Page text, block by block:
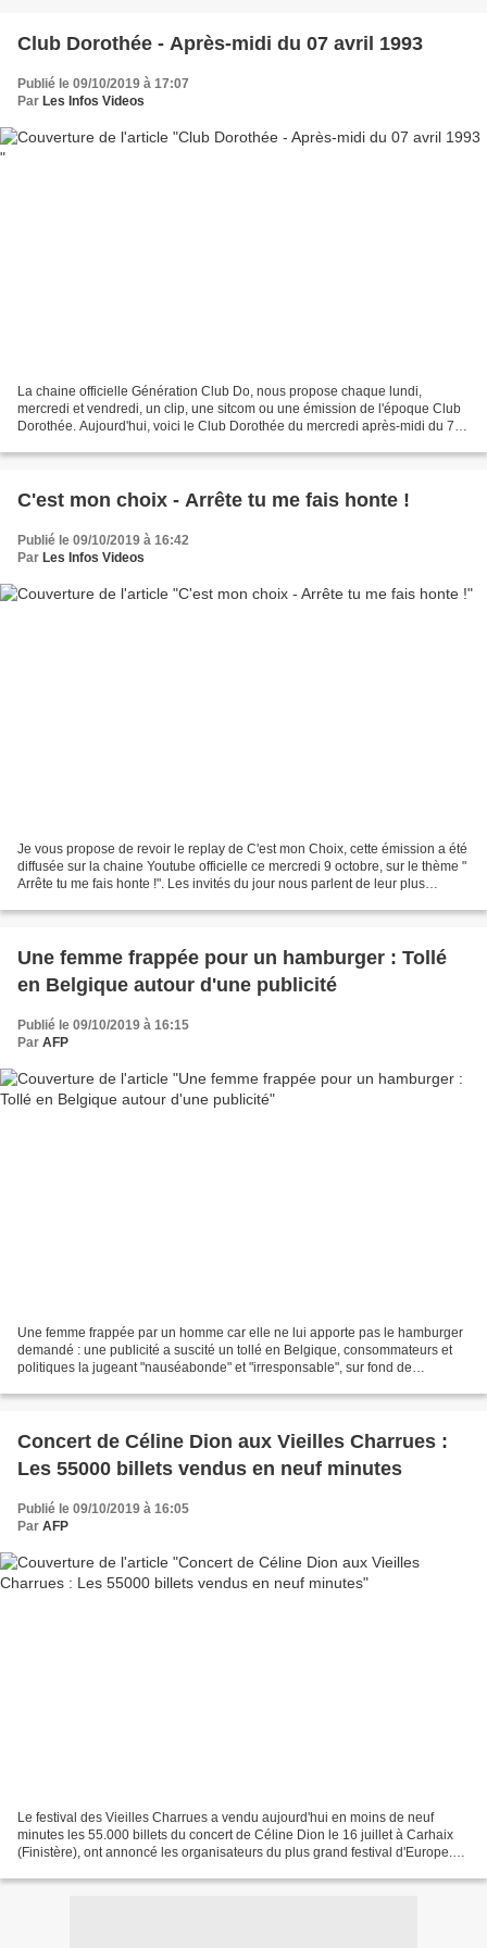
Club Dorothée - Après-midi du 07 avril 1993
Publié le 09/10/2019 à 17:07
Par Les Infos Videos
La chaine officielle Génération Club Do, nous propose chaque lundi,
mercredi et vendredi, un clip, une sitcom ou une émission de l'époque Club
Dorothée. Aujourd'hui, voici le Club Dorothée du mercredi après-midi du 7
C'est mon choix - Arrête tu me fais honte !
Publié le 09/10/2019 à 16:42
Par Les Infos Videos
Je vous propose de revoir le replay de C'est mon Choix, cette émission a été
diffusée sur la chaine Youtube officielle ce mercredi 9 octobre, sur le thème "
Arrête tu me fais honte !". Les invités du jour nous parlent de leur plus
Une femme frappée pour un hamburger : Tollé
en Belgique autour d'une publicité
Publié le 09/10/2019 à 16:15
Par AFP
Une femme frappée par un homme car elle ne lui apporte pas le hamburger
demandé : une publicité a suscité un tollé en Belgique, consommateurs et
politiques la jugeant "nauséabonde" et "irresponsable", sur fond de
Concert de Céline Dion aux Vieilles Charrues :
Les 55000 billets vendus en neuf minutes
Publié le 09/10/2019 à 16:05
Par AFP
Le festival des Vieilles Charrues a vendu aujourd'hui en moins de neuf
minutes les 55.000 billets du concert de Céline Dion le 16 juillet à Carhaix
(Finistère), ont annoncé les organisateurs du plus grand festival d'Europe.